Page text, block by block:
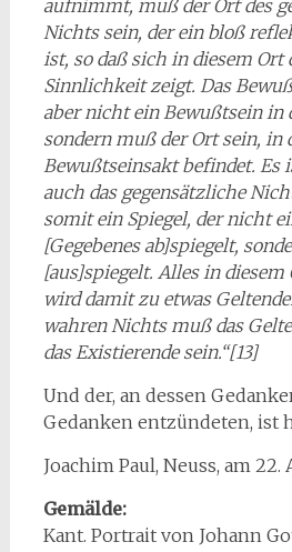
aufnimmt, muß der Ort des
Nichts sein, der ein bloß
ist, so daß sich in diesem Ort
Sinnlichkeit zeigt. Das
aber nicht ein Bewußtsein in
sondern muß der Ort sein, in
Bewußtseinsakt befindet. Es
auch das gegensätzli­che
somit ein Spiegel, der nicht
[Gegebenes ab]spiegelt,
[aus]spiegelt. Alles in
wird damit zu etwas
wahren Nichts muß das
das Existierende sein.“[13]
Und der, an dessen
Gedanken entzündeten, ist
Joachim Paul, Neuss, am 22.
Gemälde:
Kant. Portrait von Johann